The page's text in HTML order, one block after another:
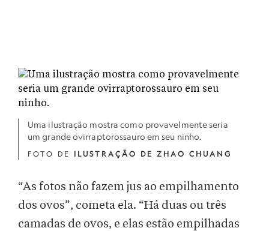
Uma ilustração mostra como provavelmente seria
um grande ovirraptorossauro em seu ninho.
FOTO DE ILUSTRAÇÃO DE ZHAO CHUANG
“As fotos não fazem jus ao empilhamento
dos ovos”, cometa ela. “Há duas ou três
camadas de ovos, e elas estão empilhadas